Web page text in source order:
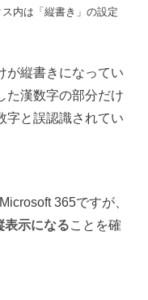
内は「縦書き」の設定
が縦書きになってい
た漢数字の部分だけ
字と誤認識されてい
365ですが、
示になることを確